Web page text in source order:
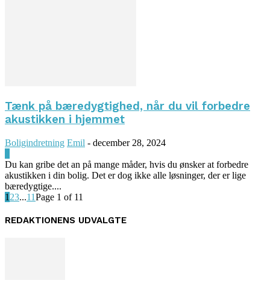
Tænk på bæredygtighed, når du vil forbedre
akustikken i hjemmet
Boligindretning Emil - december 28, 2024
Du kan gribe det an på mange måder, hvis du ønsker at forbedre
akustikken i din bolig. Det er dog ikke alle løsninger, der er lige
bæredygtige....
1 23...11Page 1 of 11
REDAKTIONENS UDVALGTE